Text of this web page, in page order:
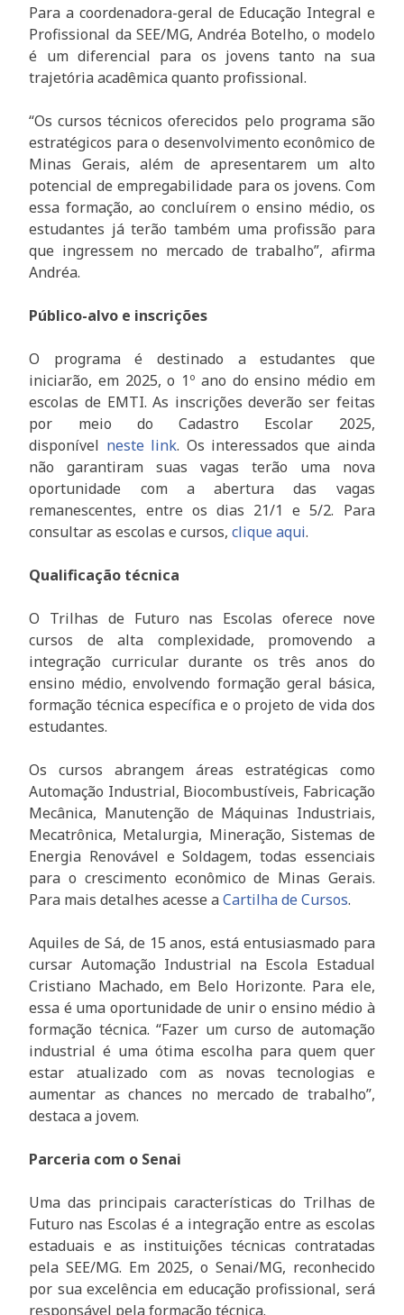
Para a coordenadora-geral de Educação Integral e
Profissional da SEE/MG, Andréa Botelho, o modelo
é um diferencial para os jovens tanto na sua
trajetória acadêmica quanto profissional.
“Os cursos técnicos oferecidos pelo programa são
estratégicos para o desenvolvimento econômico de
Minas Gerais, além de apresentarem um alto
potencial de empregabilidade para os jovens. Com
essa formação, ao concluírem o ensino médio, os
estudantes já terão também uma profissão para
que ingressem no mercado de trabalho”, afirma
Andréa.
Público-alvo e inscrições
O programa é destinado a estudantes que
iniciarão, em 2025, o 1º ano do ensino médio em
escolas de EMTI. As inscrições deverão ser feitas
por meio do Cadastro Escolar 2025,
disponível neste link. Os interessados que ainda
não garantiram suas vagas terão uma nova
oportunidade com a abertura das vagas
remanescentes, entre os dias 21/1 e 5/2. Para
consultar as escolas e cursos,clique aqui.
Qualificação técnica
O Trilhas de Futuro nas Escolas oferece nove
cursos de alta complexidade, promovendo a
integração curricular durante os três anos do
ensino médio, envolvendo formação geral básica,
formação técnica específica e o projeto de vida dos
estudantes.
Os cursos abrangem áreas estratégicas como
Automação Industrial, Biocombustíveis, Fabricação
Mecânica, Manutenção de Máquinas Industriais,
Mecatrônica, Metalurgia, Mineração, Sistemas de
Energia Renovável e Soldagem, todas essenciais
para o crescimento econômico de Minas Gerais.
Para mais detalhes acesse aCartilha de Cursos.
Aquiles de Sá, de 15 anos, está entusiasmado para
cursar Automação Industrial na Escola Estadual
Cristiano Machado, em Belo Horizonte. Para ele,
essa é uma oportunidade de unir o ensino médio à
formação técnica. “Fazer um curso de automação
industrial é uma ótima escolha para quem quer
estar atualizado com as novas tecnologias e
aumentar as chances no mercado de trabalho”,
destaca a jovem.
Parceria com o Senai
Uma das principais características do Trilhas de
Futuro nas Escolas é a integração entre as escolas
estaduais e as instituições técnicas contratadas
pela SEE/MG. Em 2025, o Senai/MG, reconhecido
por sua excelência em educação profissional, será
responsável pela formação técnica.